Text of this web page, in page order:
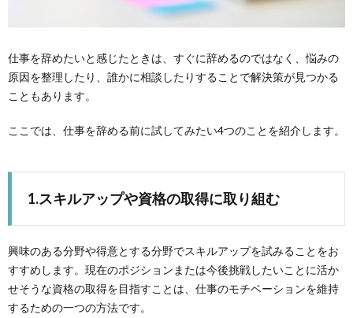
仕事を辞めたいと感じたときは、すぐに辞めるのではなく、悩みの
原因を整理したり、誰かに相談したりすることで解決策が見つかる
こともあります。
ここでは、仕事を辞める前に試してみたい4つのことを紹介します。
1.スキルアップや資格の取得に取り組む
興味のある分野や得意とする分野でスキルアップを試みることをお
すすめします。現在のポジションまたは今後挑戦したいことに活か
せそうな資格の取得を目指すことは、仕事のモチベーションを維持
するための一つの方法です。